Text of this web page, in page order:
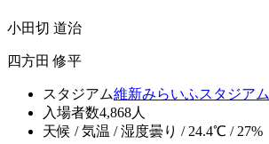
小田切 道治
四方田 修平
スタジアム維新みらいふスタジアム
入場者数4,868人
天候 / 気温 / 湿度曇り / 24.4℃ / 27%